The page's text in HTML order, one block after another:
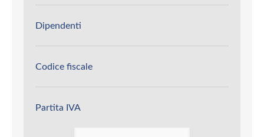
Dipendenti
Codice fiscale
Partita IVA